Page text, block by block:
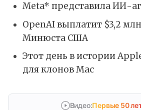
Meta* представила ИИ-
OpenAI выплатит $3,2
Минюста США
Этот день в истории
для клонов Mac
Видео:Первые 50